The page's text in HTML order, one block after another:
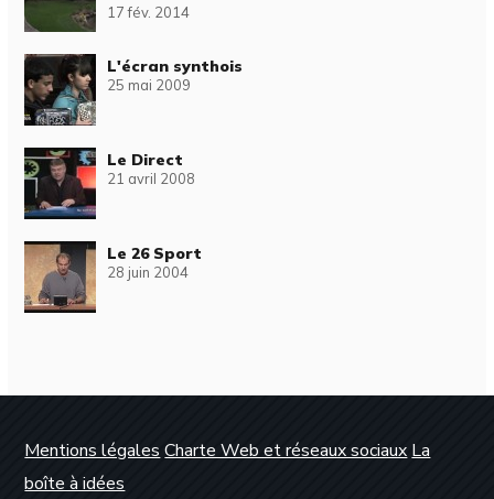
17 fév. 2014
L'écran synthois
25 mai 2009
Le Direct
21 avril 2008
Le 26 Sport
28 juin 2004
Mentions légales Charte Web et réseaux sociaux La
boîte à idées